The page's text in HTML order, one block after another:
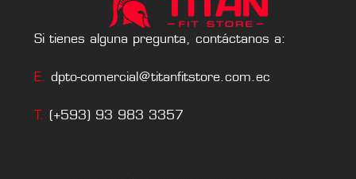
Si tienes alguna pregunta, contáctanos a:
E. dpto-comercial@titanfitstore.com.ec
T. (+593) 93 983 3357